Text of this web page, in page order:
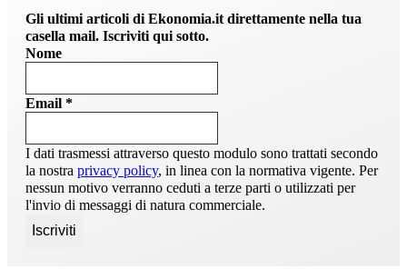
Gli ultimi articoli di Ekonomia.it direttamente nella tua
casella mail. Iscriviti qui sotto.
Nome
Email *
I dati trasmessi attraverso questo modulo sono trattati secondo
la nostra privacy policy, in linea con la normativa vigente. Per
nessun motivo verranno ceduti a terze parti o utilizzati per
l'invio di messaggi di natura commerciale.